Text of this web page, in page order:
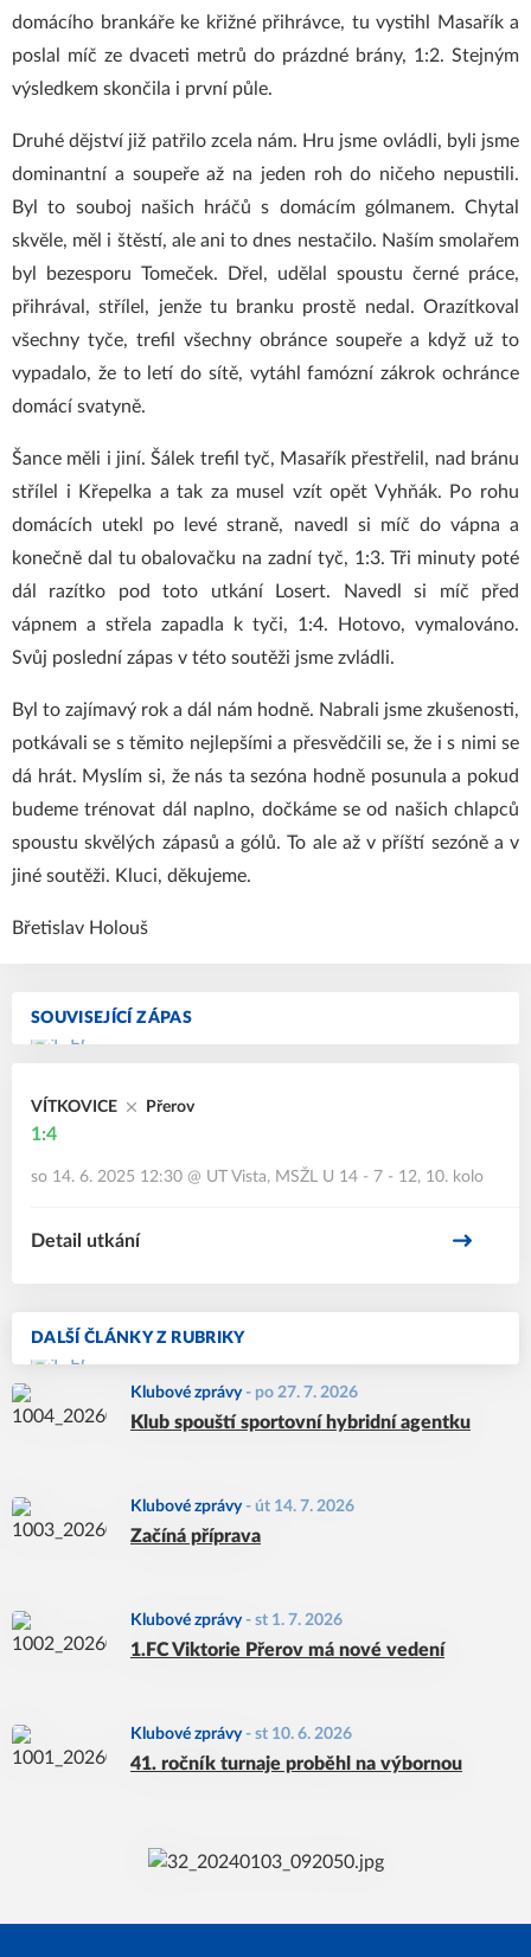
SOUVISEJÍCÍ ZÁPAS
VÍTKOVICE Přerov
1:4
so 14. 6. 2025 12:30 @ UT Vista, MSŽL U 14 - 7 - 12, 10. kolo
Detail utkání
DALŠÍ ČLÁNKY Z RUBRIKY
Klubové zprávy- po 27. 7. 2026
Klub spouští sportovní hybridní agentku
Klubové zprávy- út 14. 7. 2026
Začíná příprava
Klubové zprávy- st 1. 7. 2026
1.FC Viktorie Přerov má nové vedení
Klubové zprávy- st 10. 6. 2026
41. ročník turnaje proběhl na výbornou
domácího brankáře ke křižné přihrávce, tu vystihl Masařík a
poslal míč ze dvaceti metrů do prázdné brány, 1:2. Stejným
výsledkem skončila i první půle.
Druhé dějství již patřilo zcela nám. Hru jsme ovládli, byli jsme
dominantní a soupeře až na jeden roh do ničeho nepustili.
Byl to souboj našich hráčů s domácím gólmanem. Chytal
skvěle, měl i štěstí, ale ani to dnes nestačilo. Naším smolařem
byl bezesporu Tomeček. Dřel, udělal spoustu černé práce,
přihrával, střílel, jenže tu branku prostě nedal. Orazítkoval
všechny tyče, trefil všechny obránce soupeře a když už to
vypadalo, že to letí do sítě, vytáhl famózní zákrok ochránce
domácí svatyně.
Šance měli i jiní. Šálek trefil tyč, Masařík přestřelil, nad bránu
střílel i Křepelka a tak za musel vzít opět Vyhňák. Po rohu
domácích utekl po levé straně, navedl si míč do vápna a
konečně dal tu obalovačku na zadní tyč, 1:3. Tři minuty poté
dál razítko pod toto utkání Losert. Navedl si míč před
vápnem a střela zapadla k tyči, 1:4. Hotovo, vymalováno.
Svůj poslední zápas v této soutěži jsme zvládli.
Byl to zajímavý rok a dál nám hodně. Nabrali jsme zkušenosti,
potkávali se s těmito nejlepšími a přesvědčili se, že i s nimi se
dá hrát. Myslím si, že nás ta sezóna hodně posunula a pokud
budeme trénovat dál naplno, dočkáme se od našich chlapců
spoustu skvělých zápasů a gólů. To ale až v příští sezóně a v
jiné soutěži. Kluci, děkujeme.
Břetislav Holouš